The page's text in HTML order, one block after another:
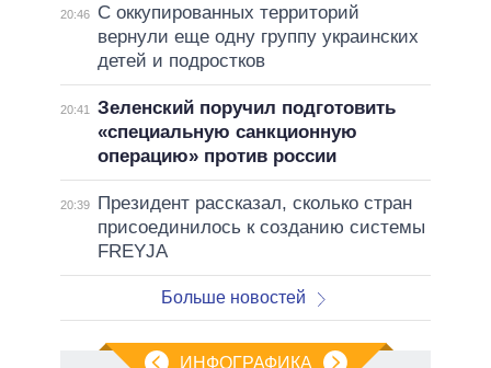
20:46
С оккупированных территорий
вернули еще одну группу украинских
детей и подростков
20:41
Зеленский поручил подготовить
«специальную санкционную
операцию» против россии
20:39
Президент рассказал, сколько стран
присоединилось к созданию системы
FREYJA
Больше новостей
ИНФОГРАФИКА